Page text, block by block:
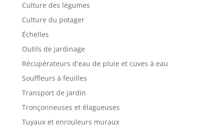
Culture des légumes
Culture du potager
Échelles
Outils de jardinage
Récupérateurs d'eau de pluie et cuves à eau
Souffleurs à feuilles
Transport de jardin
Tronçonneuses et élagueuses
Tuyaux et enrouleurs muraux